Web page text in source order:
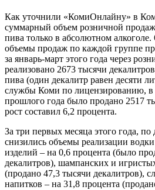
Как уточнили «КомиОнлайну» в
суммарный объем розничной
пива только в абсолютном
объемы продаж по каждой группе
за январь-март этого года через
реализовано 2673 тысячи
пива (один декалитр равен десяти
службы Коми по лицензированию, в
прошлого года было продано 2517
рост составил 6,2 процента.
За три первых месяца этого года,
снизились объемы реализации
изделий – на 0,6 процента (было
декалитров), шампанских и
(продано 47,3 тысячи декалитров),
напитков – на 31,8 процента